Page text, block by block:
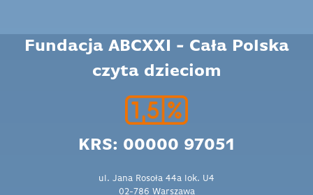
Fundacja ABCXXI - Cała Polska
czyta dzieciom
KRS: 00000 97051
ul. Jana Rosoła 44a lok. U4
02-786 Warszawa